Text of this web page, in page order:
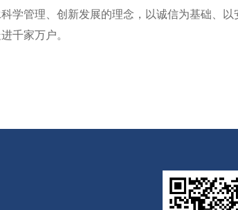
学管理、创新发展的理念，以诚信为基础、
千家万户。